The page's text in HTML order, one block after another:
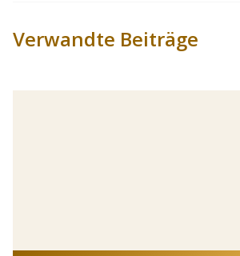
Verwandte Beiträge